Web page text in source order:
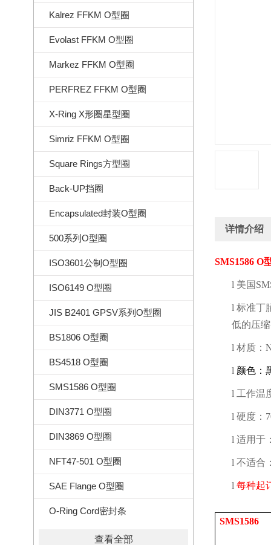
Kalrez FFKM O型圈
Evolast FFKM O型圈
Markez FFKM O型圈
PERFREZ FFKM O型圈
X-Ring X形圈星型圈
Simriz FFKM O型圈
Square Rings方型圈
Back-UP挡圈
Encapsulated封装O型圈
500系列O型圈
ISO3601公制O型圈
ISO6149 O型圈
JIS B2401 GPSV系列O型圈
BS1806 O型圈
BS4518 O型圈
SMS1586 O型圈
DIN3771 O型圈
DIN3869 O型圈
NFT47-501 O型圈
SAE Flange O型圈
O-Ring Cord密封条
查看全部
详情介绍
SMS1586 O
l 美国
l 标准丁
低的压
l 材质：
l 颜色：
l 工作温
l 硬度：
l 适用于
l 不适合
l 每种起
SMS1586